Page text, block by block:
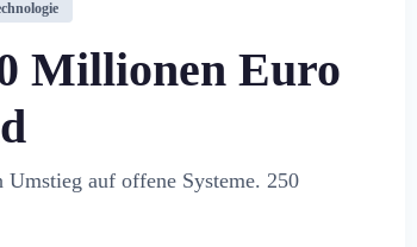
Millionen Euro
auf offene Systeme. 250